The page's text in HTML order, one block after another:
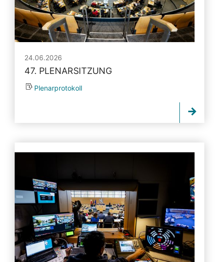
24.06.2026
47. PLENARSITZUNG
Plenarprotokoll